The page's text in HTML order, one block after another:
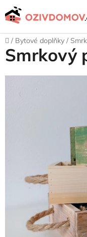
Přejít
na
Domů
/ Bytové doplňky /
Smrkový